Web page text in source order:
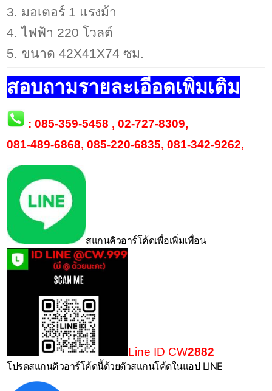
3. มอเตอร์ 1 แรงม้า
4. ไฟฟ้า 220 โวลต์
5. ขนาด 42X41X74 ซม.
สอบถามรายละเอีอดเพิ่มเติม
:085-359-5458 ,02-727-8309,
081-489-6868, 085-220-6835,081-342-9262,
สแกนคิวอาร์โค้ดเพื่อเพิ่มเพื่อน
Line ID CW2882
โปรดสแกนคิวอาร์โค้ดนี้ด้วยตัวสแกนโค้ดในแอป LINE